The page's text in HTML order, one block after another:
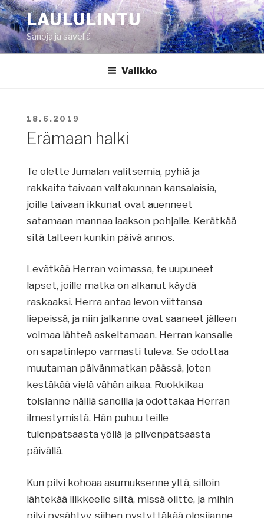
Siirry
sisältöönLAULULINTU
Sanoja ja säveliä
Valikko
JULKAISTU
18.6.2019
Erämaan halki
Te olette Jumalan valitsemia, pyhiä ja
rakkaita taivaan valtakunnan kansalaisia,
joille taivaan ikkunat ovat auenneet
satamaan mannaa laakson pohjalle. Kerätkää
sitä talteen kunkin päivä annos.
Levätkää Herran voimassa, te uupuneet
lapset, joille matka on alkanut käydä
raskaaksi. Herra antaa levon viittansa
liepeissä, ja niin jalkanne ovat saaneet jälleen
voimaa lähteä askeltamaan. Herran kansalle
on sapatinlepo varmasti tuleva. Se odottaa
muutaman päivänmatkan päässä, joten
kestäkää vielä vähän aikaa. Ruokkikaa
toisianne näillä sanoilla ja odottakaa Herran
ilmestymistä. Hän puhuu teille
tulenpatsaasta yöllä ja pilvenpatsaasta
päivällä.
Kun pilvi kohoaa asumuksenne yltä, silloin
lähtekää liikkeelle siitä, missä olitte, ja mihin
pilvi pysähtyy, siihen pystyttäkää olosijanne.